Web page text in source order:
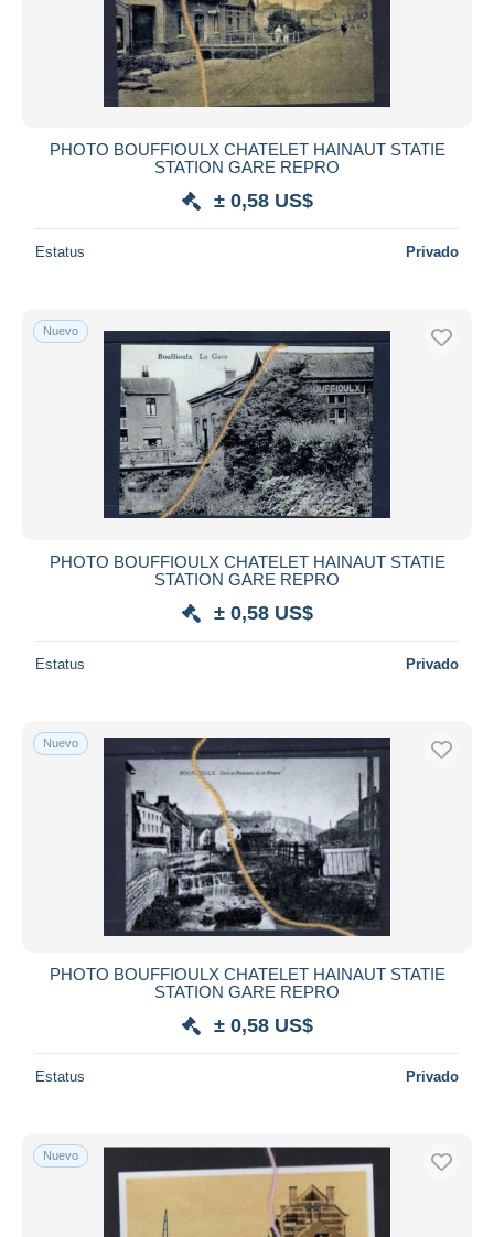
PHOTO BOUFFIOULX CHATELET HAINAUT STATIE
STATION GARE REPRO
± 0,58 US$
Estatus Privado
Nuevo
PHOTO BOUFFIOULX CHATELET HAINAUT STATIE
STATION GARE REPRO
± 0,58 US$
Estatus Privado
Nuevo
PHOTO BOUFFIOULX CHATELET HAINAUT STATIE
STATION GARE REPRO
± 0,58 US$
Estatus Privado
Nuevo